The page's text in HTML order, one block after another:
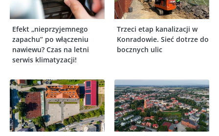
Efekt „nieprzyjemnego
zapachu” po włączeniu
nawiewu? Czas na letni
serwis klimatyzacji!
Trzeci etap kanalizacji w
Konradowie. Sieć dotrze do
bocznych ulic